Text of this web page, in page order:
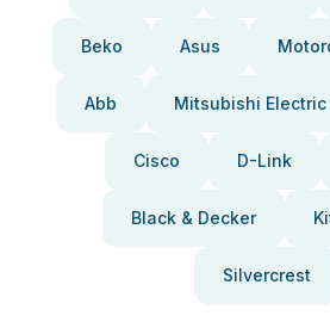
Beko Asus
Abb Mitsubishi Electric
Cisco D-Link
Black & Decker
Silvercrest